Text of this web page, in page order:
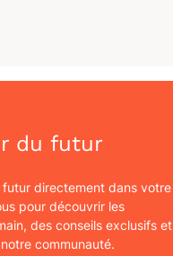
du futur
directement dans votre
pour découvrir les
des conseils exclusifs et
communauté.